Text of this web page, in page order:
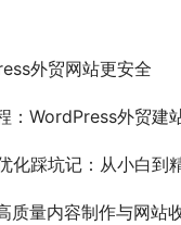
外贸网站更安全
外贸建站指
记：从小白到精通的血泪
制作与网站收录：内容为王